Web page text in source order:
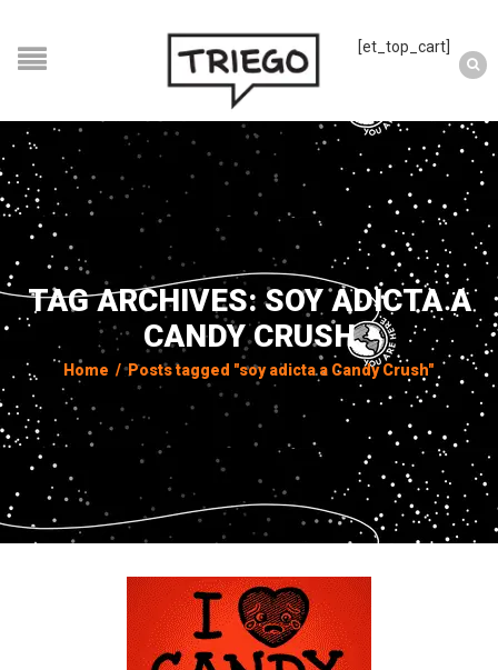
[et_top_cart]
TAG ARCHIVES: SOY ADICTA A
CANDY CRUSH
Home / Posts tagged "soy adicta a Candy Crush"